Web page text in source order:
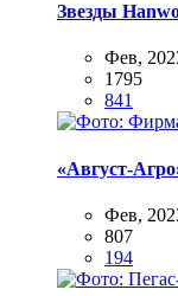
Звезды
Фев,
1795
841
«Август-
Фев,
807
194